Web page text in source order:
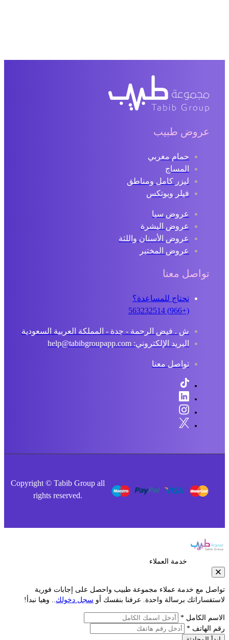
عروض طبيب
حمام مغربي
المساج
ليزر كامل ومناطق
فيلر وبوتكس
عروض سبا
عروض البشرة
عروض الأسنان واللثة
عروض المختبر
تواصل معنا
تحتاج للمساعدة؟
ش . فيض الرحمة - جدة - المملكة العربية السعودية
البريد الإلكتروني: help@tabibgroupapp.com
تواصل معنا
Copyright © Tabib Group all
rights reserved.
خدمة العملاء
مع خدمة عملاء مجموعة طبيب واحصل على إجابات فورية
برسالة واحدة. عرفنا بنفسك أوسجل دخولك.. وهيا نبدأ!
الكامل *
الهاتف *